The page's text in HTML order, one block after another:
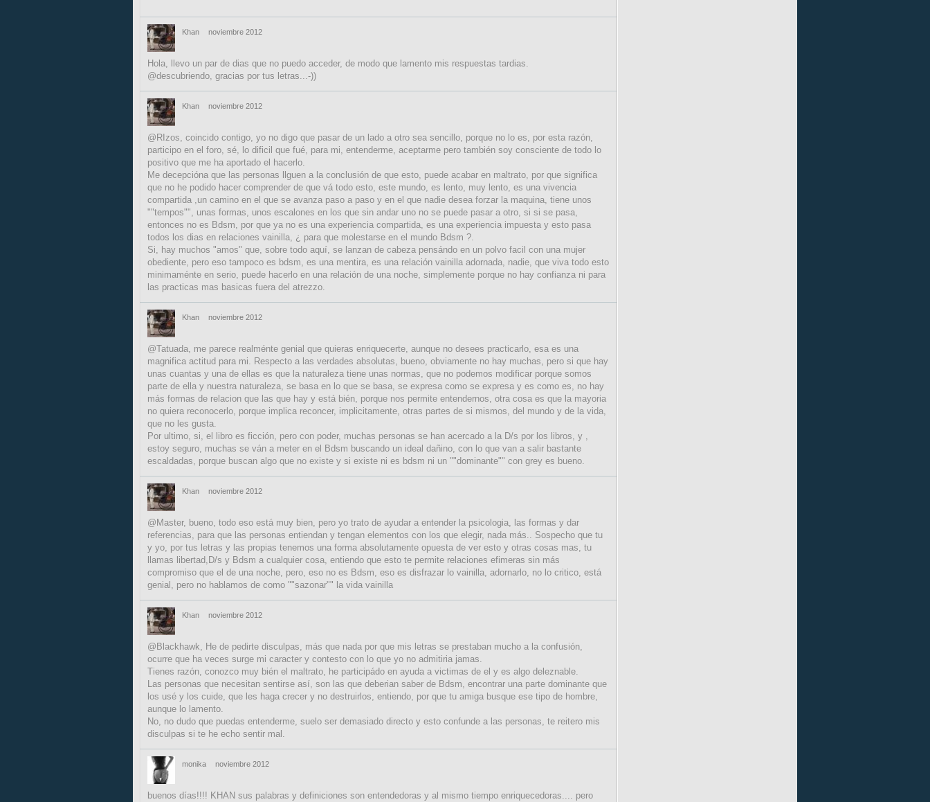
Khan noviembre 2012
Hola, llevo un par de dias que no puedo acceder, de modo que lamento mis respuestas tardias.
@descubriendo, gracias por tus letras...-))
Khan noviembre 2012
@RIzos, coincido contigo, yo no digo que pasar de un lado a otro sea sencillo, porque no lo es, por esta razón,
participo en el foro, sé, lo dificil que fué, para mi, entenderme, aceptarme pero también soy consciente de todo lo
positivo que me ha aportado el hacerlo.
Me decepcióna que las personas llguen a la conclusión de que esto, puede acabar en maltrato, por que significa
que no he podido hacer comprender de que vá todo esto, este mundo, es lento, muy lento, es una vivencia
compartida ,un camino en el que se avanza paso a paso y en el que nadie desea forzar la maquina, tiene unos
""tempos"", unas formas, unos escalones en los que sin andar uno no se puede pasar a otro, si si se pasa,
entonces no es Bdsm, por que ya no es una experiencia compartida, es una experiencia impuesta y esto pasa
todos los dias en relaciones vainilla, ¿ para que molestarse en el mundo Bdsm ?.
Si, hay muchos "amos" que, sobre todo aquí, se lanzan de cabeza pensándo en un polvo facil con una mujer
obediente, pero eso tampoco es bdsm, es una mentira, es una relación vainilla adornada, nadie, que viva todo esto
minimaménte en serio, puede hacerlo en una relación de una noche, simplemente porque no hay confianza ni para
las practicas mas basicas fuera del atrezzo.
Khan noviembre 2012
@Tatuada, me parece realménte genial que quieras enriquecerte, aunque no desees practicarlo, esa es una
magnifica actitud para mi. Respecto a las verdades absolutas, bueno, obviamente no hay muchas, pero si que hay
unas cuantas y una de ellas es que la naturaleza tiene unas normas, que no podemos modificar porque somos
parte de ella y nuestra naturaleza, se basa en lo que se basa, se expresa como se expresa y es como es, no hay
más formas de relacion que las que hay y está bién, porque nos permite entendernos, otra cosa es que la mayoria
no quiera reconocerlo, porque implica reconcer, implicitamente, otras partes de si mismos, del mundo y de la vida,
que no les gusta.
Por ultimo, si, el libro es ficción, pero con poder, muchas personas se han acercado a la D/s por los libros, y ,
estoy seguro, muchas se ván a meter en el Bdsm buscando un ideal dañino, con lo que van a salir bastante
escaldadas, porque buscan algo que no existe y si existe ni es bdsm ni un ""dominante"" con grey es bueno.
Khan noviembre 2012
@Master, bueno, todo eso está muy bien, pero yo trato de ayudar a entender la psicologia, las formas y dar
referencias, para que las personas entiendan y tengan elementos con los que elegir, nada más.. Sospecho que tu
y yo, por tus letras y las propias tenemos una forma absolutamente opuesta de ver esto y otras cosas mas, tu
llamas libertad,D/s y Bdsm a cualquier cosa, entiendo que esto te permite relaciones efimeras sin más
compromiso que el de una noche, pero, eso no es Bdsm, eso es disfrazar lo vainilla, adornarlo, no lo critico, está
genial, pero no hablamos de como ""sazonar"" la vida vainilla
Khan noviembre 2012
@Blackhawk, He de pedirte disculpas, más que nada por que mis letras se prestaban mucho a la confusión,
ocurre que ha veces surge mi caracter y contesto con lo que yo no admitiria jamas.
Tienes razón, conozco muy bién el maltrato, he participádo en ayuda a victimas de el y es algo deleznable.
Las personas que necesitan sentirse así, son las que deberian saber de Bdsm, encontrar una parte dominante que
los usé y los cuide, que les haga crecer y no destruirlos, entiendo, por que tu amiga busque ese tipo de hombre,
aunque lo lamento.
No, no dudo que puedas entenderme, suelo ser demasiado directo y esto confunde a las personas, te reitero mis
disculpas si te he echo sentir mal.
monika noviembre 2012
buenos días!!!! KHAN sus palabras y definiciones son entendedoras y al mismo tiempo enriquecedoras.... pero